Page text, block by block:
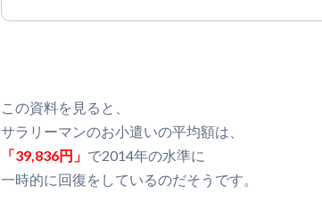
この資料を見ると、
サラリーマンのお小遣いの平均額は、
「39,836円」 で2014年の水準に
一時的に回復をしているのだそうです。